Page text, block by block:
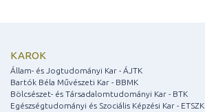
KAROK
Állam- és Jogtudományi Kar - ÁJTK
Bartók Béla Művészeti Kar - BBMK
Bölcsészet- és Társadalomtudományi Kar - BTK
Egészségtudományi és Szociális Képzési Kar - ETSZK